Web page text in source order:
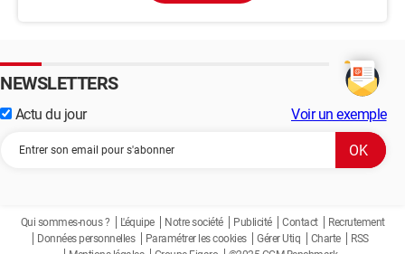
NEWSLETTERS
Actu du jour Voir un exemple
Qui sommes-nous ? L'équipe Notre société Publicité Contact
Recrutement
Données personnelles
Paramétrer les cookies Gérer Utiq Charte
RSS